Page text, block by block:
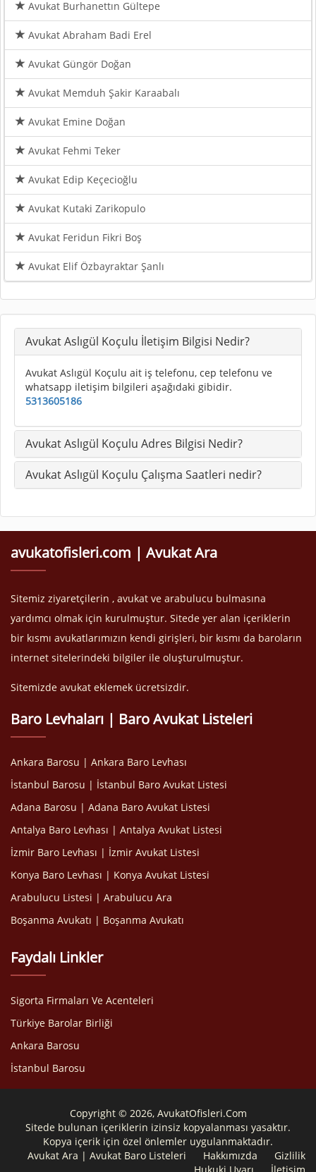
Avukat Burhanettın Gültepe
Avukat Abraham Badi Erel
Avukat Güngör Doğan
Avukat Memduh Şakir Karaabalı
Avukat Emine Doğan
Avukat Fehmi Teker
Avukat Edip Keçecioğlu
Avukat Kutaki Zarikopulo
Avukat Feridun Fikri Boş
Avukat Elif Özbayraktar Şanlı
Avukat Aslıgül Koçulu İletişim Bilgisi Nedir?
Avukat Aslıgül Koçulu ait iş telefonu, cep telefonu ve
whatsapp iletişim bilgileri aşağıdaki gibidir.
5313605186
Avukat Aslıgül Koçulu Adres Bilgisi Nedir?
Avukat Aslıgül Koçulu Çalışma Saatleri nedir?
avukatofisleri.com | Avukat Ara
Sitemiz ziyaretçilerin , avukat ve arabulucu bulmasına
yardımcı olmak için kurulmuştur. Sitede yer alan içeriklerin
bir kısmı avukatlarımızın kendi girişleri, bir kısmı da baroların
internet sitelerindeki bilgiler ile oluşturulmuştur.
Sitemizde avukat eklemek ücretsizdir.
Baro Levhaları | Baro Avukat Listeleri
Ankara Barosu | Ankara Baro Levhası
İstanbul Barosu | İstanbul Baro Avukat Listesi
Adana Barosu | Adana Baro Avukat Listesi
Antalya Baro Levhası | Antalya Avukat Listesi
İzmir Baro Levhası | İzmir Avukat Listesi
Konya Baro Levhası | Konya Avukat Listesi
Arabulucu Listesi | Arabulucu Ara
Boşanma Avukatı | Boşanma Avukatı
Faydalı Linkler
Sigorta Firmaları Ve Acenteleri
Türkiye Barolar Birliği
Ankara Barosu
İstanbul Barosu
Copyright © 2026, AvukatOfisleri.Com
Sitede bulunan içeriklerin izinsiz kopyalanması yasaktır.
Kopya içerik için özel önlemler uygulanmaktadır.
Avukat Ara | Avukat Baro Listeleri
Hakkımızda
Gizlilik